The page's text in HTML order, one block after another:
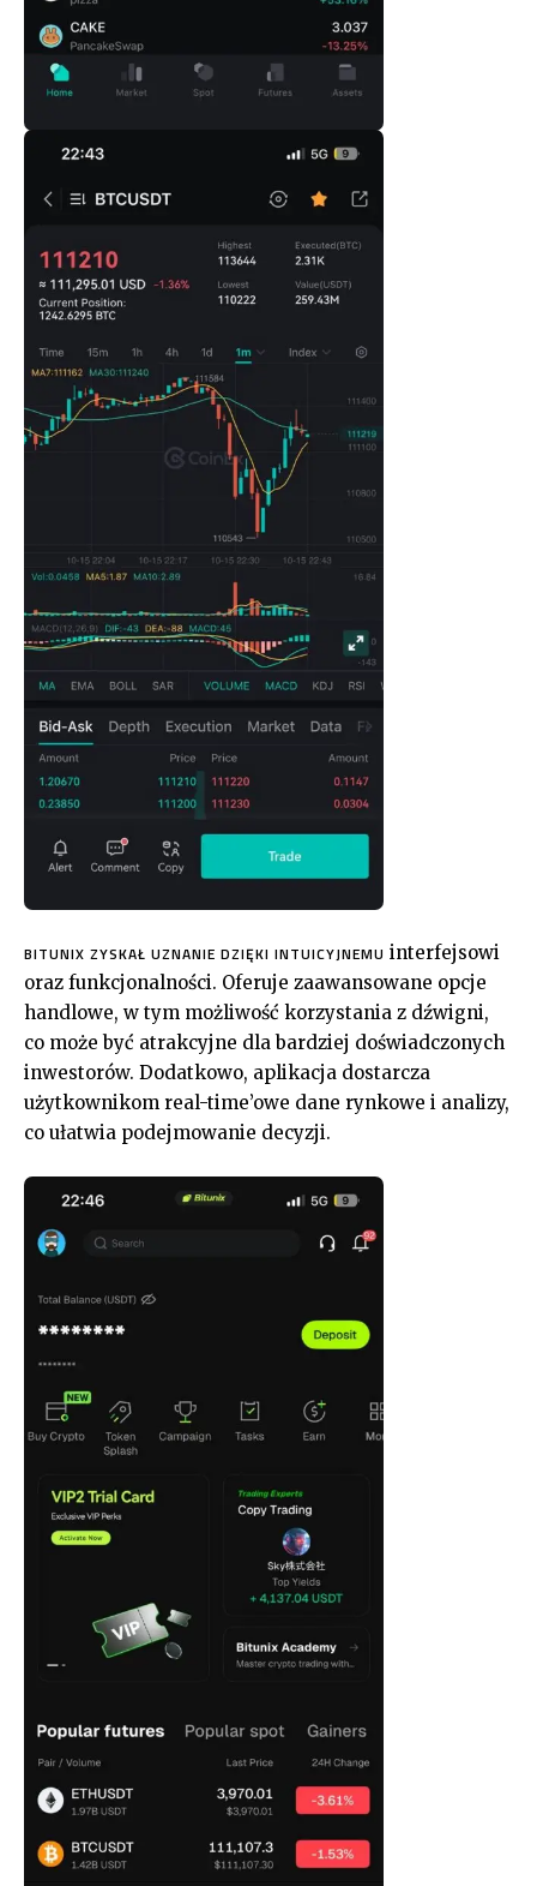
BITUNIX ZYSKAŁ UZNANIE DZIĘKI INTUICYJNEMU interfejsowi
oraz funkcjonalności. Oferuje zaawansowane opcje
handlowe, w tym możliwość korzystania z dźwigni,
co może być atrakcyjne dla bardziej doświadczonych
inwestorów. Dodatkowo, aplikacja dostarcza
użytkownikom real-time’owe dane rynkowe i analizy,
co ułatwia podejmowanie decyzji.